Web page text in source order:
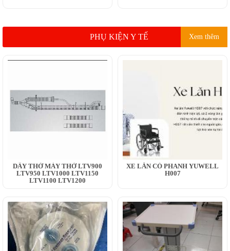
PHỤ KIỆN Y TẾ Xem thêm
DÂY THỞ MÁY THỞ LTV900
LTV950 LTV1000 LTV1150
LTV1100 LTV1200
XE LĂN CÓ PHANH YUWELL
H007